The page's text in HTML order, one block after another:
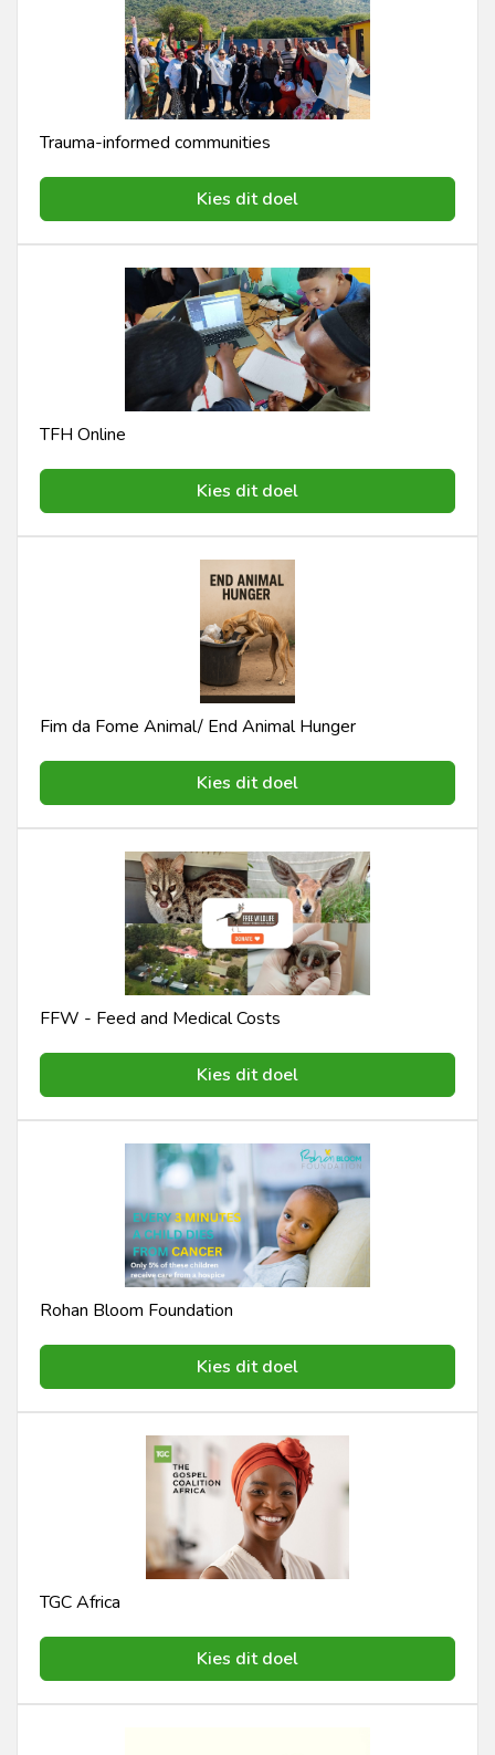
Trauma-informed communities
Kies dit doel
TFH Online
Kies dit doel
Fim da Fome Animal/ End Animal Hunger
Kies dit doel
FFW - Feed and Medical Costs
Kies dit doel
Rohan Bloom Foundation
Kies dit doel
TGC Africa
Kies dit doel